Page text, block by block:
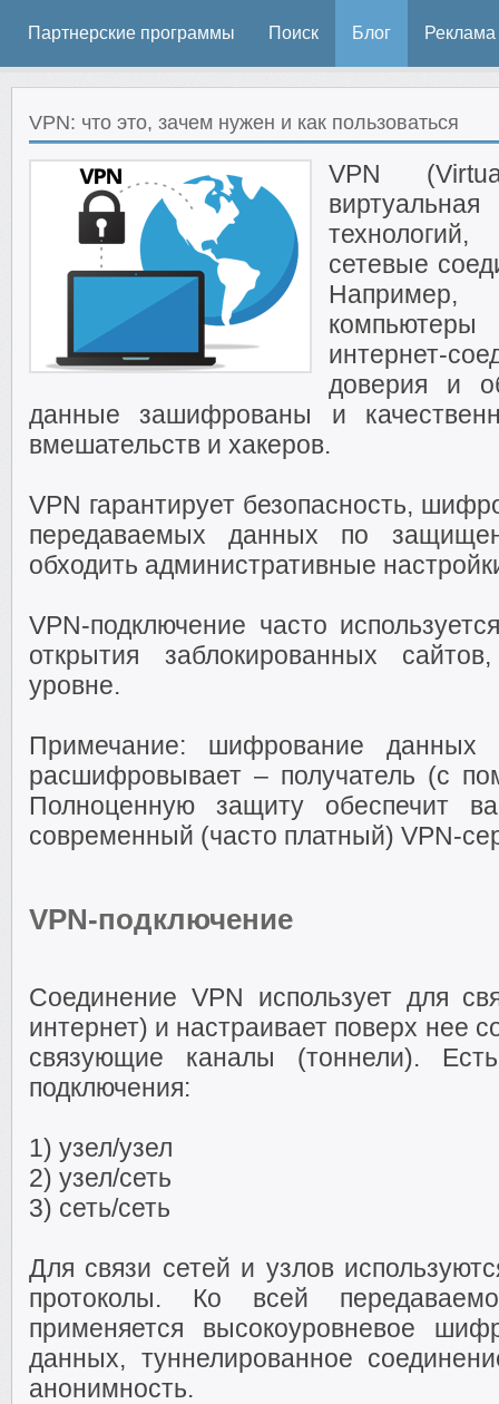
Партнерские программы Поиск Блог Реклама
VPN: что это, зачем нужен и как пользоваться
VPN
сетевые
интернет-
доверия и
данные зашифрованы и
вмешательств и хакеров.
VPN гарантирует безопасность,
передаваемых данных по
обходить административные
VPN-подключение часто
открытия заблокированных
уровне.
Примечание: шифрование данных
расшифровывает – получатель (с
Полноценную защиту обеспечит
современный (часто платный) VPN-
VPN-подключение
Соединение VPN использует для
интернет) и настраивает поверх нее
связующие каналы (тоннели).
подключения:
1) узел/узел
2) узел/сеть
3) сеть/сеть
Для связи сетей и узлов
протоколы. Ко всей
применяется высокоуровневое
данных, туннелированное
анонимность.